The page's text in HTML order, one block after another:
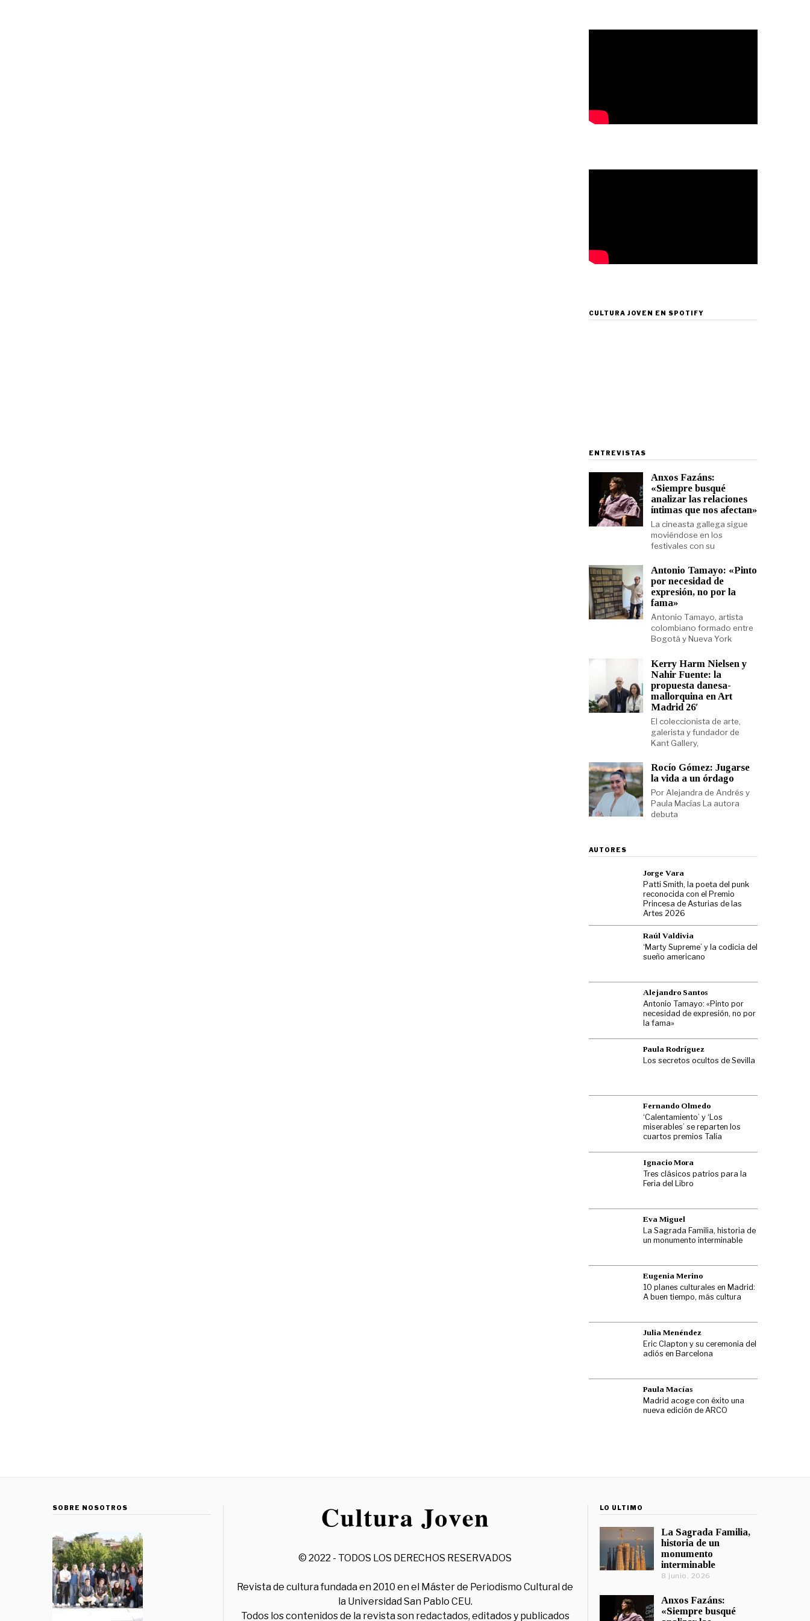
CULTURA JOVEN EN SPOTIFY
ENTREVISTAS
Anxos Fazáns:
«Siempre busqué
analizar las relaciones
íntimas que nos afectan»
La cineasta gallega sigue
moviéndose en los
festivales con su
Antonio Tamayo: «Pinto
por necesidad de
expresión, no por la
fama»
Antonio Tamayo, artista
colombiano formado entre
Bogotá y Nueva York
Kerry Harm Nielsen y
Nahir Fuente: la
propuesta danesa-
mallorquina en Art
Madrid 26′
El coleccionista de arte,
galerista y fundador de
Kant Gallery,
Rocío Gómez: Jugarse
la vida a un órdago
Por Alejandra de Andrés y
Paula Macías La autora
debuta
AUTORES
Jorge Vara
Patti Smith, la poeta del punk
reconocida con el Premio
Princesa de Asturias de las
Artes 2026
Raúl Valdivia
‘Marty Supreme’ y la codicia del
sueño americano
Alejandro Santos
Antonio Tamayo: «Pinto por
necesidad de expresión, no por
la fama»
Paula Rodríguez
Los secretos ocultos de Sevilla
Fernando Olmedo
‘Calentamiento’ y ‘Los
miserables’ se reparten los
cuartos premios Talía
Ignacio Mora
Tres clásicos patrios para la
Feria del Libro
Eva Miguel
La Sagrada Familia, historia de
un monumento interminable
Eugenia Merino
10 planes culturales en Madrid:
A buen tiempo, más cultura
Julia Menéndez
Eric Clapton y su ceremonia del
adiós en Barcelona
Paula Macías
Madrid acoge con éxito una
nueva edición de ARCO
SOBRE NOSOTROS
© 2022 - TODOS LOS DERECHOS RESERVADOS
Revista de cultura fundada en 2010 en el Máster de Periodismo Cultural de
la Universidad San Pablo CEU.
Todos los contenidos de la revista son redactados, editados y publicados
LO ÚLTIMO
La Sagrada Familia,
historia de un
monumento
interminable
8 junio, 2026
Anxos Fazáns:
«Siempre busqué